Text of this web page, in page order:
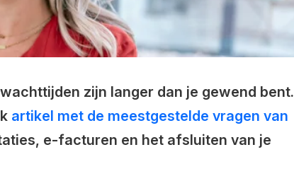
zijn langer dan je gewend bent.
artikel met de meestgestelde vragen van
e-facturen en het afsluiten van je